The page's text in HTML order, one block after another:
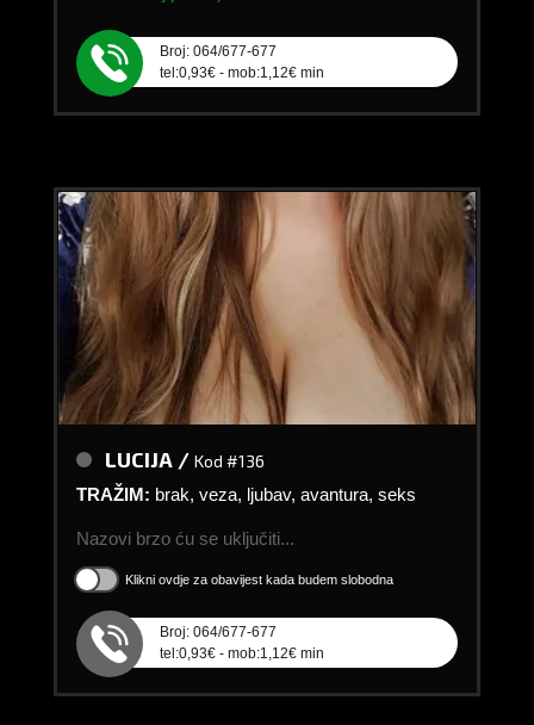
Broj: 064/677-677
tel:0,93€ - mob:1,12€ min
LUCIJA / Kod #136
TRAŽIM: brak, veza, ljubav, avantura, seks
Nazovi brzo ću se uključiti...
Klikni ovdje za obavijest kada budem slobodna
Broj: 064/677-677
tel:0,93€ - mob:1,12€ min